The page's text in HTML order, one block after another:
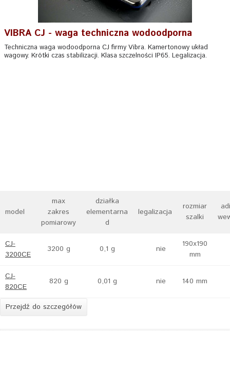
VIBRA CJ - waga techniczna wodoodporna
Techniczna waga wodoodporna CJ firmy Vibra. Kamertonowy układ
wagowy. Krótki czas stabilizacji. Klasa szczelności IP65. Legalizacja.
model
max
zakres
pomiarowy
działka
elementarna
d
legalizacja
rozmiar
szalki
CJ-
3200CE
3200 g 0,1 g nie
190x190
mm
CJ-
820CE
820 g 0,01 g nie 140 mm
Przejdź do szczegółów